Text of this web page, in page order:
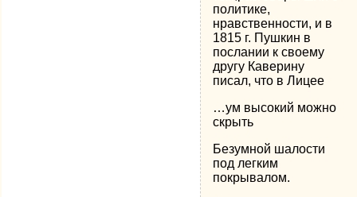
политике,
нравственности, и в
1815 г. Пушкин в
послании к своему
другу Каверину
писал, что в Лицее
…ум высокий можно
скрыть
Безумной шалости
под легким
покрывалом.